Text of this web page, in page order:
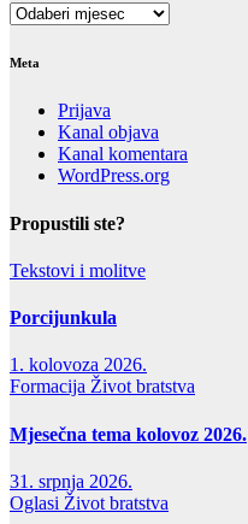
Arhiva
Meta
Prijava
Kanal objava
Kanal komentara
WordPress.org
Propustili ste?
Tekstovi i molitve
Porcijunkula
1. kolovoza 2026.
Formacija Život bratstva
Mjesečna tema kolovoz 2026.
31. srpnja 2026.
Oglasi Život bratstva